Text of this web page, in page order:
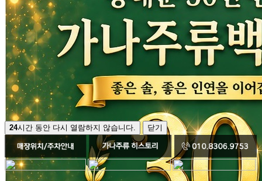
24시간 동안 다시 열람하지 않습니다. 닫기